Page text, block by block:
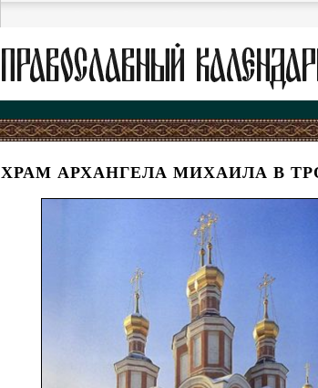
ХРАМ АРХАНГЕЛА МИХАИЛА В